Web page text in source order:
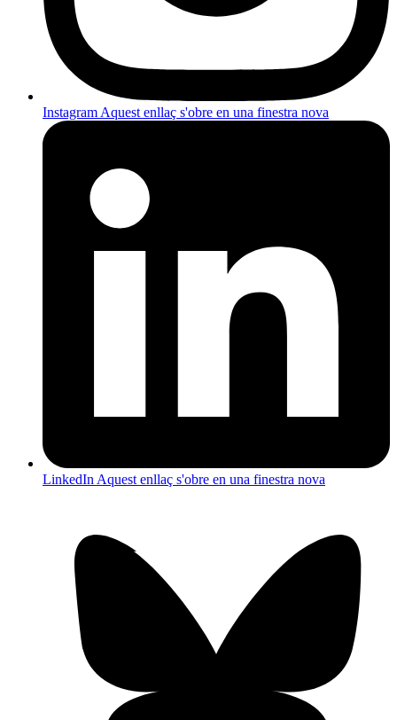
Instagram Aquest enllaç s'obre en una finestra nova
LinkedIn Aquest enllaç s'obre en una finestra nova